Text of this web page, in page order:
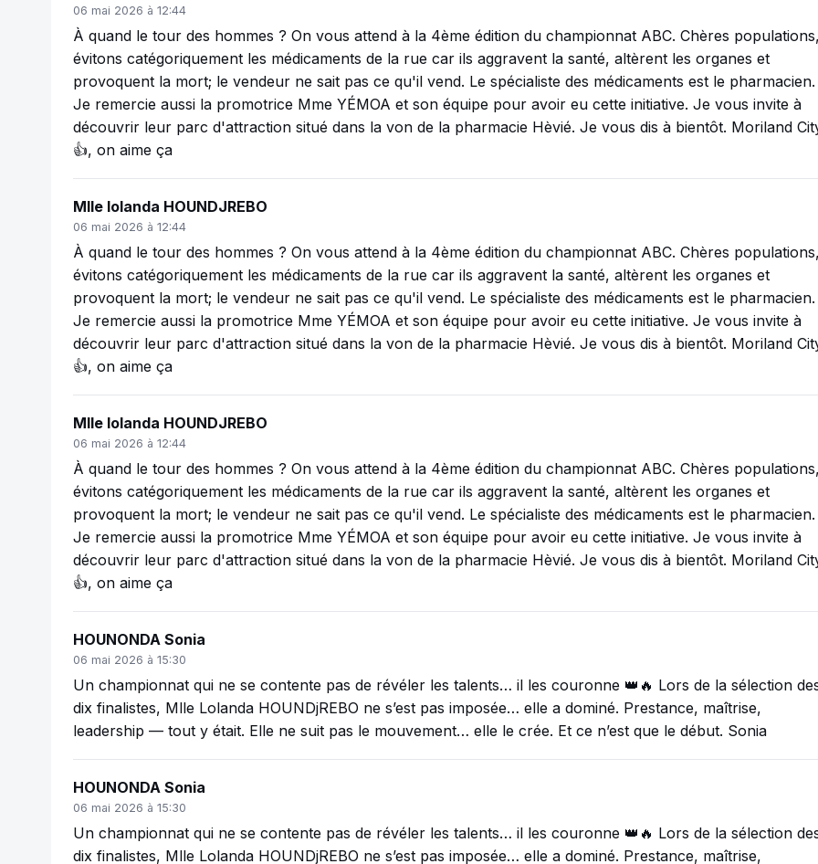
06 mai 2026 à 12:44
À quand le tour des hommes ? On vous attend à la 4ème édition du championnat ABC. Chères populations,
évitons catégoriquement les médicaments de la rue car ils aggravent la santé, altèrent les organes et
provoquent la mort; le vendeur ne sait pas ce qu'il vend. Le spécialiste des médicaments est le pharmacien.
Je remercie aussi la promotrice Mme YÉMOA et son équipe pour avoir eu cette initiative. Je vous invite à
découvrir leur parc d'attraction situé dans la von de la pharmacie Hèvié. Je vous dis à bientôt. Moriland
👍, on aime ça
Mlle Iolanda HOUNDJREBO
06 mai 2026 à 12:44
À quand le tour des hommes ? On vous attend à la 4ème édition du championnat ABC. Chères populations,
évitons catégoriquement les médicaments de la rue car ils aggravent la santé, altèrent les organes et
provoquent la mort; le vendeur ne sait pas ce qu'il vend. Le spécialiste des médicaments est le pharmacien.
Je remercie aussi la promotrice Mme YÉMOA et son équipe pour avoir eu cette initiative. Je vous invite à
découvrir leur parc d'attraction situé dans la von de la pharmacie Hèvié. Je vous dis à bientôt. Moriland
👍, on aime ça
Mlle Iolanda HOUNDJREBO
06 mai 2026 à 12:44
À quand le tour des hommes ? On vous attend à la 4ème édition du championnat ABC. Chères populations,
évitons catégoriquement les médicaments de la rue car ils aggravent la santé, altèrent les organes et
provoquent la mort; le vendeur ne sait pas ce qu'il vend. Le spécialiste des médicaments est le pharmacien.
Je remercie aussi la promotrice Mme YÉMOA et son équipe pour avoir eu cette initiative. Je vous invite à
découvrir leur parc d'attraction situé dans la von de la pharmacie Hèvié. Je vous dis à bientôt. Moriland
👍, on aime ça
HOUNONDA Sonia
06 mai 2026 à 15:30
Un championnat qui ne se contente pas de révéler les talents… il les couronne 👑🔥 Lors de la sélection
dix finalistes, Mlle Lolanda HOUNDjREBO ne s’est pas imposée… elle a dominé. Prestance, maîtrise,
leadership — tout y était. Elle ne suit pas le mouvement… elle le crée. Et ce n’est que le début. Sonia
HOUNONDA Sonia
06 mai 2026 à 15:30
Un championnat qui ne se contente pas de révéler les talents… il les couronne 👑🔥 Lors de la sélection
dix finalistes, Mlle Lolanda HOUNDjREBO ne s’est pas imposée… elle a dominé. Prestance, maîtrise,